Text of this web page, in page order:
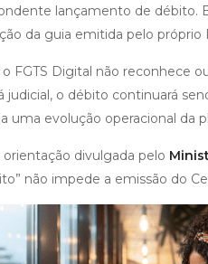
lançamento de débito.
da guia emitida pelo próprio
FGTS Digital não reconhece
judicial, o débito continuará
uma evolução operacional da
divulgada pelo
não impede a emissão do